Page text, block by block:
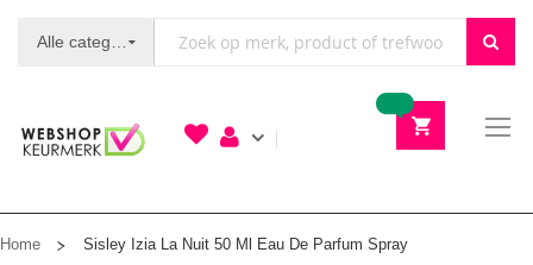
Home Sisley Izia La Nuit 50 Ml Eau De Parfum Spray